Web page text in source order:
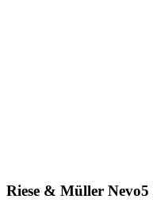
Riese & Müller